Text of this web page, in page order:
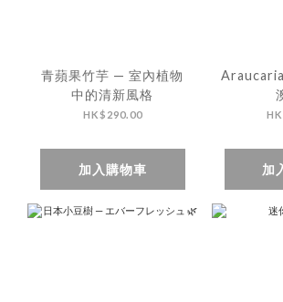
青蘋果竹芋 — 室內植物
中的清新風格
HK$290.00
加入購物車 加